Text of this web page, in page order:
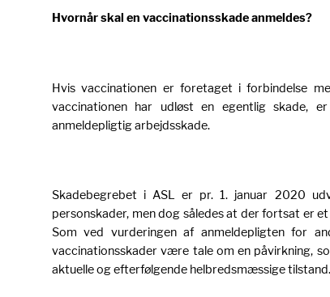
Hvornår skal en vaccinationsskade anmeldes?
Hvis vaccinationen er foretaget i forbindelse
vaccinationen har udløst en egentlig skade,
anmeldepligtig arbejdsskade.
Skadebegrebet i ASL er pr. 1. januar 2020
personskader, men dog således at der fortsat er
Som ved vurderingen af anmeldepligten for
vaccinationsskader være tale om en påvirkning,
aktuelle og efterfølgende helbredsmæssige tilstand.